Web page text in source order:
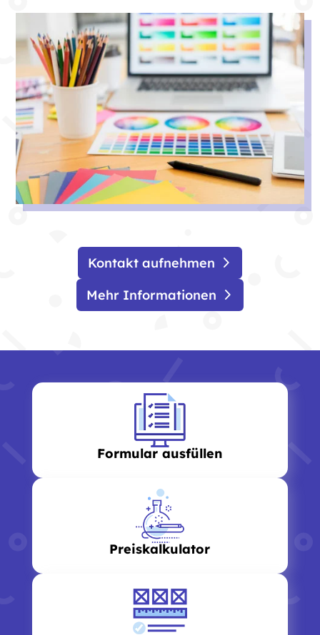
Kontakt aufnehmen
Mehr Informationen
Formular ausfüllen
Preiskalkulator